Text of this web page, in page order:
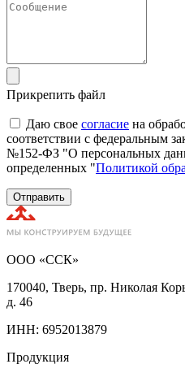
Прикрепить файл
Даю свое согласие на
соответствии с федеральным
№152-ФЗ "О персональных
определенных "Политикой
Отправить
ООО «ССК»
170040, Тверь, пр. Николая
д. 46
ИНН: 6952013879
Продукция